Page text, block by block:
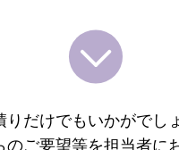
りだけでもいかがでし
のご要望等を担当者に